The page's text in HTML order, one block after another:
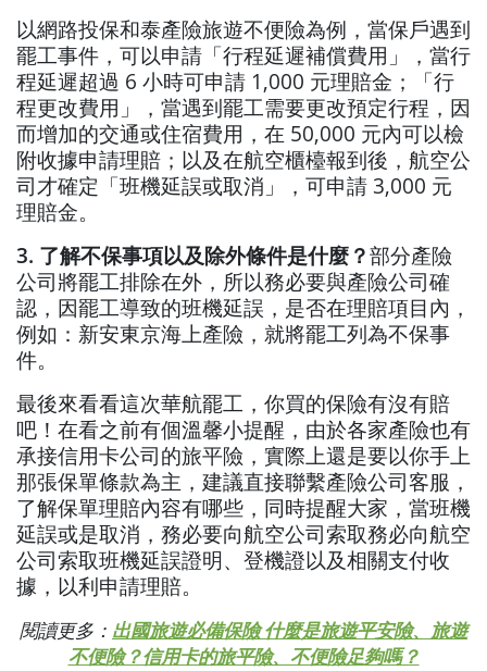
以網路投保和泰產險旅遊不便險為例，當保戶遇到
罷工事件，可以申請「行程延遲補償費用」，當行
程延遲超過 6 小時可申請 1,000 元理賠金；「行
程更改費用」，當遇到罷工需要更改預定行程，因
而增加的交通或住宿費用，在 50,000 元內可以檢
附收據申請理賠；以及在航空櫃檯報到後，航空公
司才確定「班機延誤或取消」，可申請 3,000 元
理賠金。
3. 了解不保事項以及除外條件是什麼？部分產險
公司將罷工排除在外，所以務必要與產險公司確
認，因罷工導致的班機延誤，是否在理賠項目內，
例如：新安東京海上產險，就將罷工列為不保事
件。
最後來看看這次華航罷工，你買的保險有沒有賠
吧！在看之前有個溫馨小提醒，由於各家產險也有
承接信用卡公司的旅平險，實際上還是要以你手上
那張保單條款為主，建議直接聯繫產險公司客服，
了解保單理賠內容有哪些，同時提醒大家，當班機
延誤或是取消，務必要向航空公司索取務必向航空
公司索取班機延誤證明、登機證以及相關支付收
據，以利申請理賠。
閱讀更多： 出國旅遊必備保險 什麼是旅遊平安險、旅遊
不便險？信用卡的旅平險、不便險足夠嗎？